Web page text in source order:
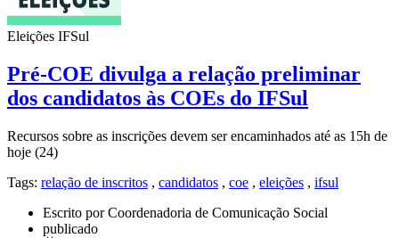
Eleições IFSul
Pré-COE divulga a relação preliminar
dos candidatos às COEs do IFSul
Recursos sobre as inscrições devem ser encaminhados até as 15h de
hoje (24)
Tags: relação de inscritos , candidatos , coe , eleições , ifsul
Escrito por Coordenadoria de Comunicação Social
publicado